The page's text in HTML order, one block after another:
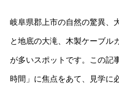
岐阜県郡上市の自然の驚異、
と地底の大滝、木製ケーブル
が多いスポットです。この記
時間」に焦点をあて、見学に